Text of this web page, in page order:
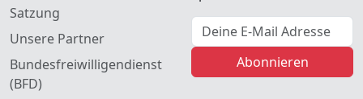
Satzung
Unsere Partner
Bundesfreiwilligendienst
(BFD)
E-Mail Adresse
Abonnieren